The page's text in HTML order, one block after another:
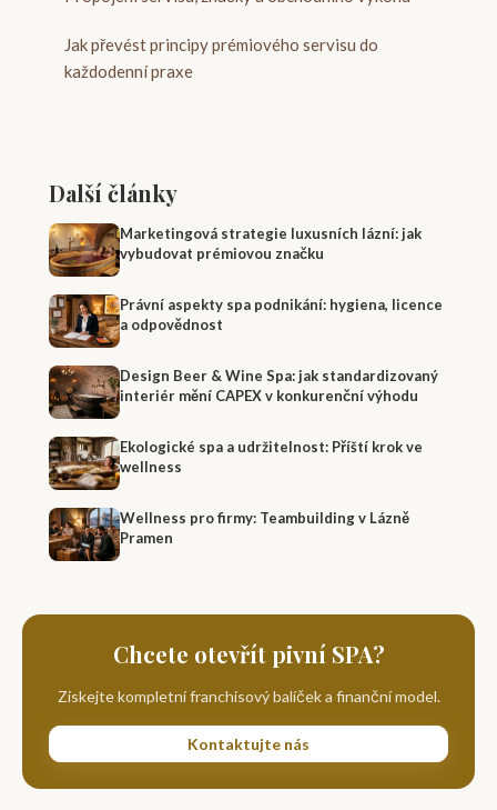
Jak převést principy prémiového servisu do
každodenní praxe
Další články
Marketingová strategie luxusních lázní: jak
vybudovat prémiovou značku
Právní aspekty spa podnikání: hygiena, licence
a odpovědnost
Design Beer & Wine Spa: jak standardizovaný
interiér mění CAPEX v konkurenční výhodu
Ekologické spa a udržitelnost: Příští krok ve
wellness
Wellness pro firmy: Teambuilding v Lázně
Pramen
Chcete otevřít pivní SPA?
Získejte kompletní franchisový balíček a finanční model.
Kontaktujte nás